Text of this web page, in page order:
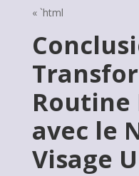
« `html
Routine
avec le
Visage